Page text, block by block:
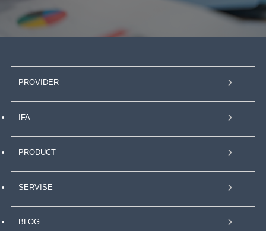
PROVIDER
IFA
PRODUCT
SERVISE
BLOG